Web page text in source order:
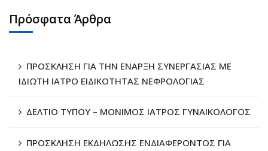
Πρόσφατα Άρθρα
ΠΡΟΣΚΛΗΣΗ ΓΙΑ ΤΗΝ ΕΝΑΡΞΗ ΣΥΝΕΡΓΑΣΙΑΣ ΜΕ
ΙΔΙΩΤΗ ΙΑΤΡΟ ΕΙΔΙΚΟΤΗΤΑΣ ΝΕΦΡΟΛΟΓΙΑΣ
ΔΕΛΤΙΟ ΤΥΠΟΥ – ΜΟΝΙΜΟΣ ΙΑΤΡΟΣ ΓΥΝΑΙΚΟΛΟΓΟΣ
ΠΡΟΣΚΛΗΣΗ ΕΚΔΗΛΩΣΗΣ ΕΝΔΙΑΦΕΡΟΝΤΟΣ ΓΙΑ